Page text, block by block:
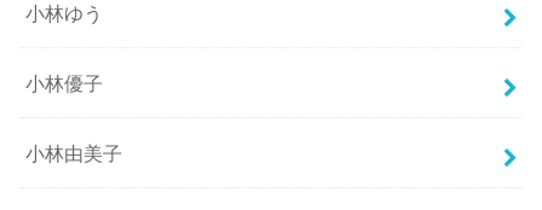
小林ゆう
小林優子
小林由美子